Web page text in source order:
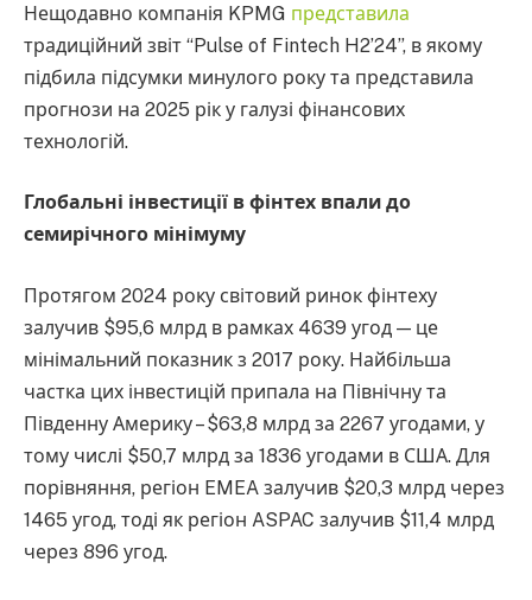
Нещодавно компанія KPMG представила
традиційний звіт “Pulse of Fintech H2’24”, в якому
підбила підсумки минулого року та представила
прогнози на 2025 рік у галузі фінансових
технологій.
Глобальні інвестиції в фінтех впали до
семирічного мінімуму
Протягом 2024 року світовий ринок фінтеху
залучив $95,6 млрд в рамках 4639 угод — це
мінімальний показник з 2017 року. Найбільша
частка цих інвестицій припала на Північну та
Південну Америку – $63,8 млрд за 2267 угодами, у
тому числі $50,7 млрд за 1836 угодами в США. Для
порівняння, регіон EMEA залучив $20,3 млрд через
1465 угод, тоді як регіон ASPAC залучив $11,4 млрд
через 896 угод.